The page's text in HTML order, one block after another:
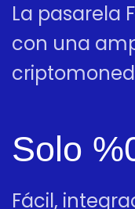
La pasarela
con una
Solo
Fácil,